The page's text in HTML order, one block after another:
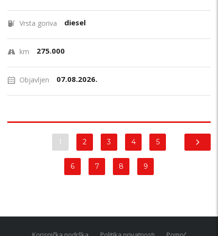
Vrsta goriva diesel
km 275.000
Objavljen 07.08.2026.
1 2 3 4 5
6 7 8 9